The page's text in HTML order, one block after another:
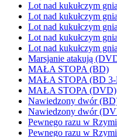
Lot nad kukułczym
Lot nad kukułczym
Lot nad kukułczym
Lot nad kukułczym
Lot nad kukułczym
Marsjanie atakują
MAŁA STOPA (BD)
MAŁA STOPA (BD
MAŁA STOPA (DVD)
Nawiedzony dwór
Nawiedzony dwór
Pewnego razu w
Pewnego razu w